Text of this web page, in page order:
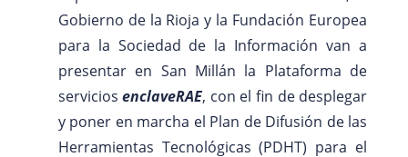
Gobierno de la Rioja y la Fundación Europea
para la Sociedad de la Información van a
presentar en San Millán la Plataforma de
serviciosenclaveRAE, con el fin de desplegar
y poner en marcha el Plan de Difusión de las
Herramientas Tecnológicas (PDHT) para el